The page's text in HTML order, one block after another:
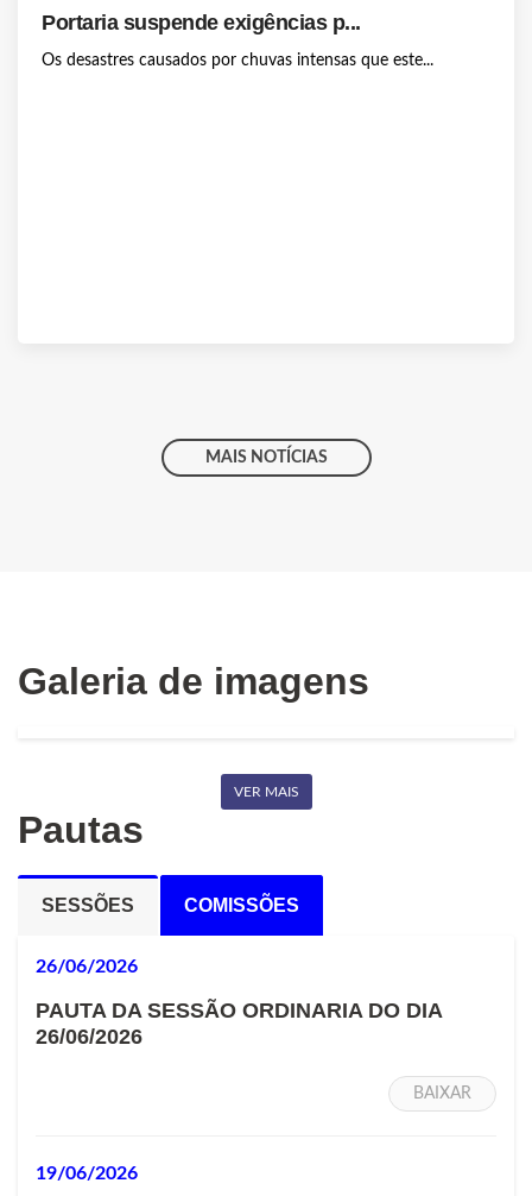
Portaria suspende exigências p...
Os desastres causados por chuvas intensas que este...
MAIS NOTÍCIAS
Galeria de imagens
VER MAIS
Pautas
SESSÕES COMISSÕES
26/06/2026
PAUTA DA SESSÃO ORDINARIA DO DIA
26/06/2026
BAIXAR
19/06/2026